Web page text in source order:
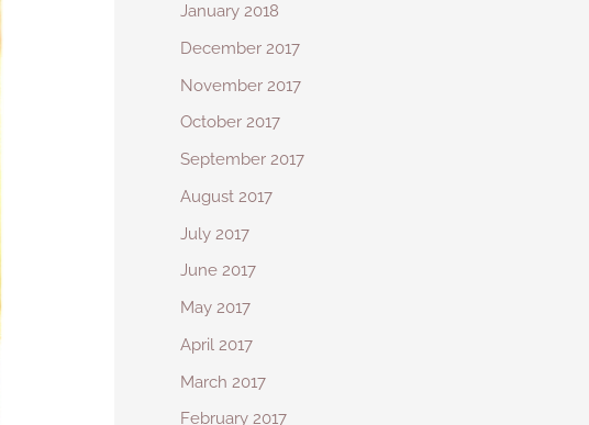
January 2018
December 2017
November 2017
October 2017
September 2017
August 2017
July 2017
June 2017
May 2017
April 2017
March 2017
February 2017